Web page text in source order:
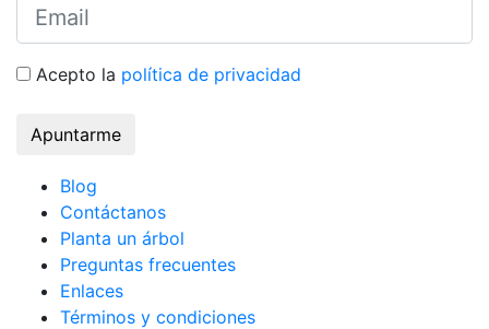
Acepto la política de privacidad
Apuntarme
Blog
Contáctanos
Planta un árbol
Preguntas frecuentes
Enlaces
Términos y condiciones